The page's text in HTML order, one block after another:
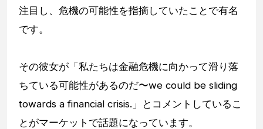
注目し、危機の可能性を指摘していたことで有名
です。
その彼女が「私たちは金融危機に向かって滑り落
ちている可能性があるのだ〜we could be sliding
towards a financial crisis.」とコメントしているこ
とがマーケットで話題になっています。